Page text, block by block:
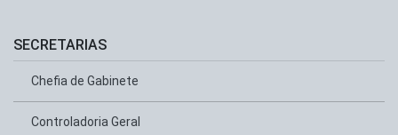
SECRETARIAS
Chefia de Gabinete
Controladoria Geral